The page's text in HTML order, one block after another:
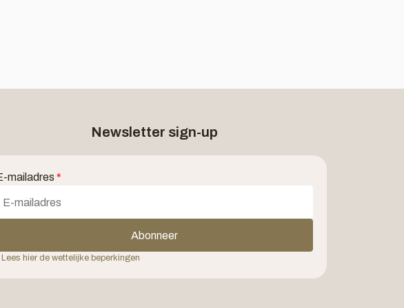
Newsletter sign-up
mailadres *
Abonneer
Lees hier de wettelijke beperkingen